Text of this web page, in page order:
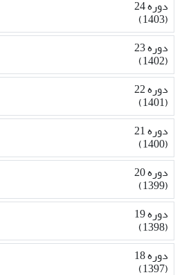
دوره 24
(1403)
دوره 23
(1402)
دوره 22
(1401)
دوره 21
(1400)
دوره 20
(1399)
دوره 19
(1398)
دوره 18
(1397)